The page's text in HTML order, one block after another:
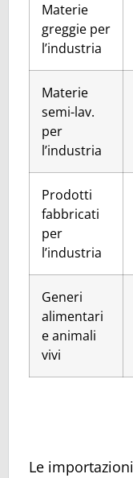
Materie
greggie per
l’industria
Materie
semi-lav.
per
l’industria
Prodotti
fabbricati
per
l’industria
Generi
alimentari
e animali
vivi
Le